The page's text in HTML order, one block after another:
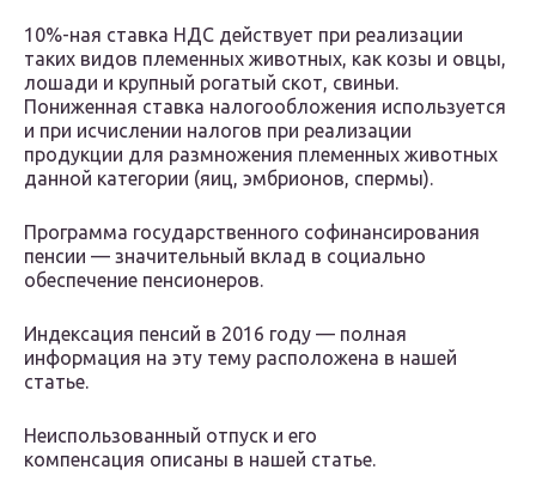
10%-ная ставка НДС действует при реализации
таких видов племенных животных, как козы и овцы,
лошади и крупный рогатый скот, свиньи.
Пониженная ставка налогообложения используется
и при исчислении налогов при реализации
продукции для размножения племенных животных
данной категории (яиц, эмбрионов, спермы).
Программа государственного софинансирования
пенсии — значительный вклад в социально
обеспечение пенсионеров.
Индексация пенсий в 2016 году — полная
информация на эту тему расположена в нашей
статье.
Неиспользованный отпуск и его
компенсация описаны в нашей статье.